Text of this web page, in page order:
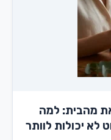
מהבית: למה
לא יכולות לוותר